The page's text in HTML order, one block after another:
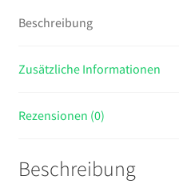
Brückenkran
100
Funk-
m
Beschreibung
Zusätzliche Informationen
Rezensionen (0)
Beschreibung